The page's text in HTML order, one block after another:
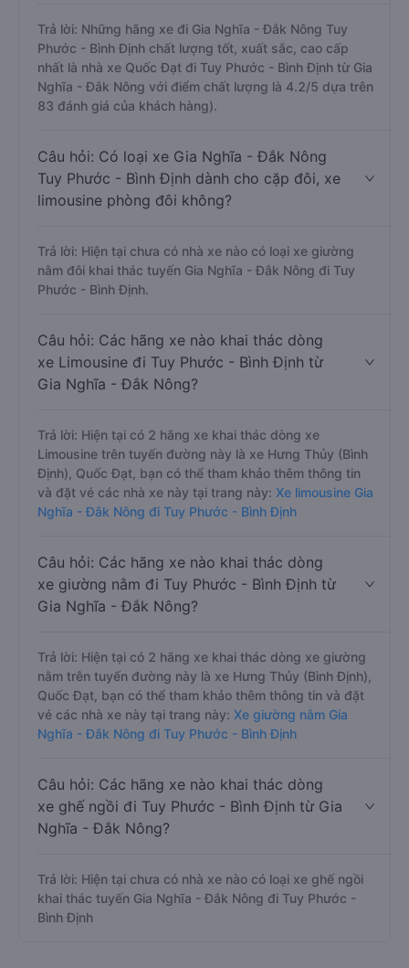
Trả lời: Những hãng xe đi Gia Nghĩa - Đắk Nông Tuy
Phước - Bình Định chất lượng tốt, xuất sắc, cao cấp
nhất là nhà xe Quốc Đạt đi Tuy Phước - Bình Định từ Gia
Nghĩa - Đắk Nông với điểm chất lượng là 4.2/5 dựa trên
83 đánh giá của khách hàng).
Câu hỏi: Có loại xe Gia Nghĩa - Đắk Nông
Tuy Phước - Bình Định dành cho cặp đôi, xe
limousine phòng đôi không?
Trả lời: Hiện tại chưa có nhà xe nào có loại xe giường
nằm đôi khai thác tuyến Gia Nghĩa - Đắk Nông đi Tuy
Phước - Bình Định.
Câu hỏi: Các hãng xe nào khai thác dòng
xe Limousine đi Tuy Phước - Bình Định từ
Gia Nghĩa - Đắk Nông?
Trả lời: Hiện tại có 2 hãng xe khai thác dòng xe
Limousine trên tuyến đường này là xe Hưng Thủy (Bình
Định), Quốc Đạt, bạn có thể tham khảo thêm thông tin
và đặt vé các nhà xe này tại trang này: Xe limousine Gia
Nghĩa - Đắk Nông đi Tuy Phước - Bình Định
Câu hỏi: Các hãng xe nào khai thác dòng
xe giường nằm đi Tuy Phước - Bình Định từ
Gia Nghĩa - Đắk Nông?
Trả lời: Hiện tại có 2 hãng xe khai thác dòng xe giường
nằm trên tuyến đường này là xe Hưng Thủy (Bình Định),
Quốc Đạt, bạn có thể tham khảo thêm thông tin và đặt
vé các nhà xe này tại trang này: Xe giường nằm Gia
Nghĩa - Đắk Nông đi Tuy Phước - Bình Định
Câu hỏi: Các hãng xe nào khai thác dòng
xe ghế ngồi đi Tuy Phước - Bình Định từ Gia
Nghĩa - Đắk Nông?
Trả lời: Hiện tại chưa có nhà xe nào có loại xe ghế ngồi
khai thác tuyến Gia Nghĩa - Đắk Nông đi Tuy Phước -
Bình Định